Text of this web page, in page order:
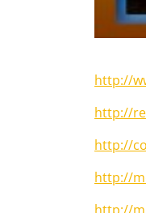
http://
http://
http://
http://
http://